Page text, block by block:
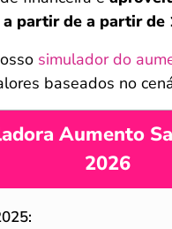
a partir de a partir de
simulador do
baseados no
Aumento
2026